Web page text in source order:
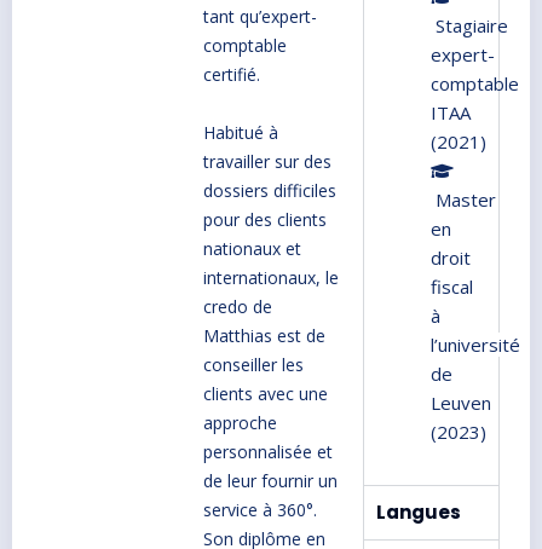
tant qu’expert-
comptable
certifié.
Habitué à
travailler sur des
dossiers difficiles
pour des clients
nationaux et
internationaux, le
credo de
Matthias est de
conseiller les
clients avec une
approche
personnalisée et
de leur fournir un
service à 360°.
Son diplôme en
Stagiaire
expert-
comptable
ITAA
(2021)
Master
en
droit
fiscal
à
l’université
de
Leuven
(2023)
Langues